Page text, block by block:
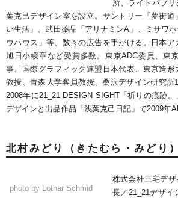
所、ライトパブ
葉克己デザイン室を設立。サントリー「夢街道
い生活」、武田薬品「アリナミンA」、ミサワ
ウハウス」等、数々の広告を手がける。日本ア
旭日小綬章など受賞多数。東京ADC委員、東
事、国際グラフィック連盟日本代表、東京造形
教授、青森大学客員教授、桑沢デザイン研究所
2008年に21_21 DESIGN SIGHT「祈りの痕跡
デザインと出品作品「浅葉克己日記」で2009年
北村みどり（きたむら・みどり
photo by Lothar Schmid
株式会社三宅デ
長／21_21デザイ